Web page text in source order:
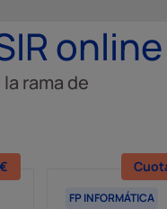
online
rama de
FP INFORMÁTICA